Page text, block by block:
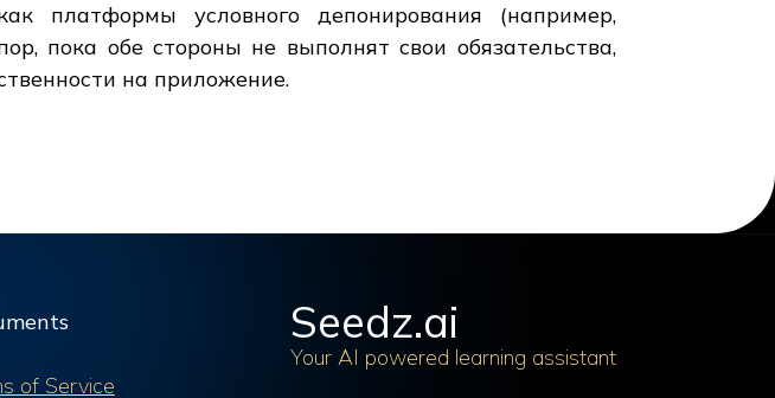
платформы условного депонирования (например,
пока обе стороны не выполнят свои обязательства,
на приложение.
of Service
Seedz.ai
Your AI powered learning assistant